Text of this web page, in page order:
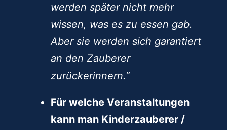
werden später nicht mehr
wissen, was es zu essen gab.
Aber sie werden sich garantiert
an den Zauberer
zurückerinnern.“
Für welche Veranstaltungen
kann man Kinderzauberer /